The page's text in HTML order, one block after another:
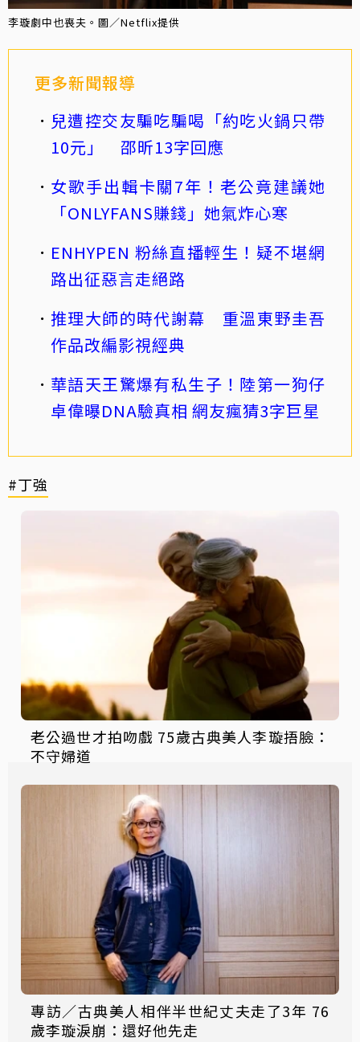
李璇劇中也喪夫。圖／Netflix提供
更多新聞報導
兒遭控交友騙吃騙喝「約吃火鍋只帶
10元」 邵昕13字回應
女歌手出輯卡關7年！老公竟建議她
「ONLYFANS賺錢」她氣炸心寒
ENHYPEN 粉絲直播輕生！疑不堪網
路出征惡言走絕路
推理大師的時代謝幕 重溫東野圭吾
作品改編影視經典
華語天王驚爆有私生子！陸第一狗仔
卓偉曝DNA驗真相 網友瘋猜3字巨星
#丁強
老公過世才拍吻戲 75歲古典美人李璇捂臉：
不守婦道
專訪／古典美人相伴半世紀丈夫走了3年 76
歲李璇淚崩：還好他先走